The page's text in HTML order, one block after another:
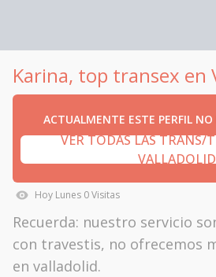
Karina, top transex en
ACTUALMENTE ESTE PERFIL
VER TODAS LAS TRANS/
VALLADOLID
Hoy Lunes 0Visitas
Recuerda: nuestro servicio
con travestis, no ofrecemos
en valladolid.